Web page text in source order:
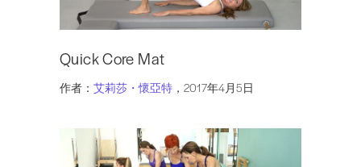
Quick Core Mat
作者： 艾莉莎・懷亞特 ，2017年4月5日